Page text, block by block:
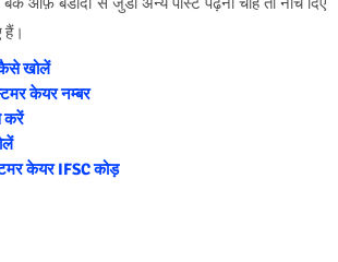
हैं।
कैसे खोलें
केयर नम्बर
करें
केयर IFSC कोड़